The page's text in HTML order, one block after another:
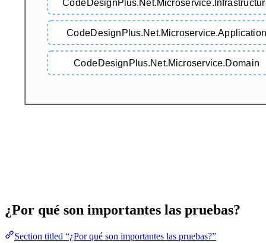
¿Por qué son importantes las pruebas?
Section titled “¿Por qué son importantes las pruebas?”